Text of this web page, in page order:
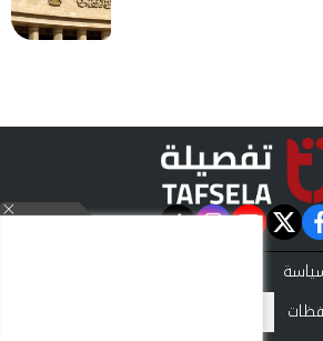
facebook
twitter